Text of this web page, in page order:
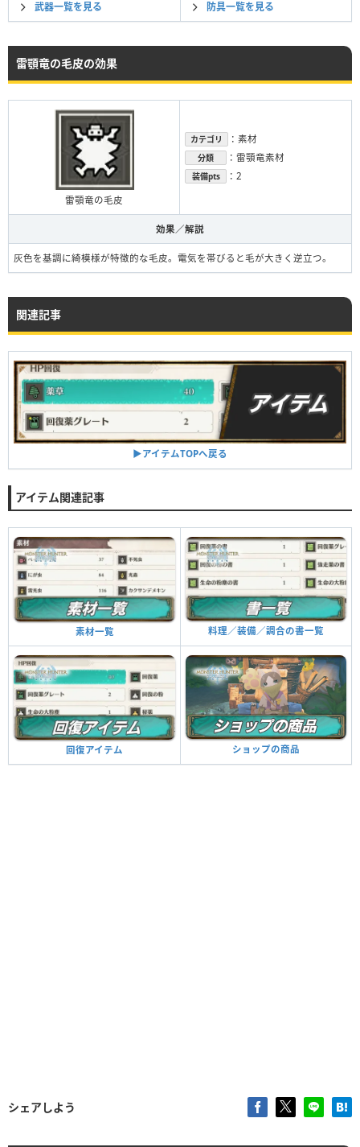
武器一覧を見る 防具一覧を見る
雷顎竜の毛皮の効果
雷顎竜の毛皮
カテゴリ ：素材
分類 ：雷顎竜素材
装備pts ：2
効果／解説
灰色を基調に綺模様が特徴的な毛皮。電気を帯びると毛が大きく逆立つ。
関連記事
▶︎アイテムTOPへ戻る
アイテム関連記事
素材一覧 料理／装備／調合の書一覧
回復アイテム ショップの商品
シェアしよう